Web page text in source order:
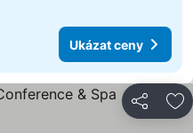
Ukázat ceny
Sdílet